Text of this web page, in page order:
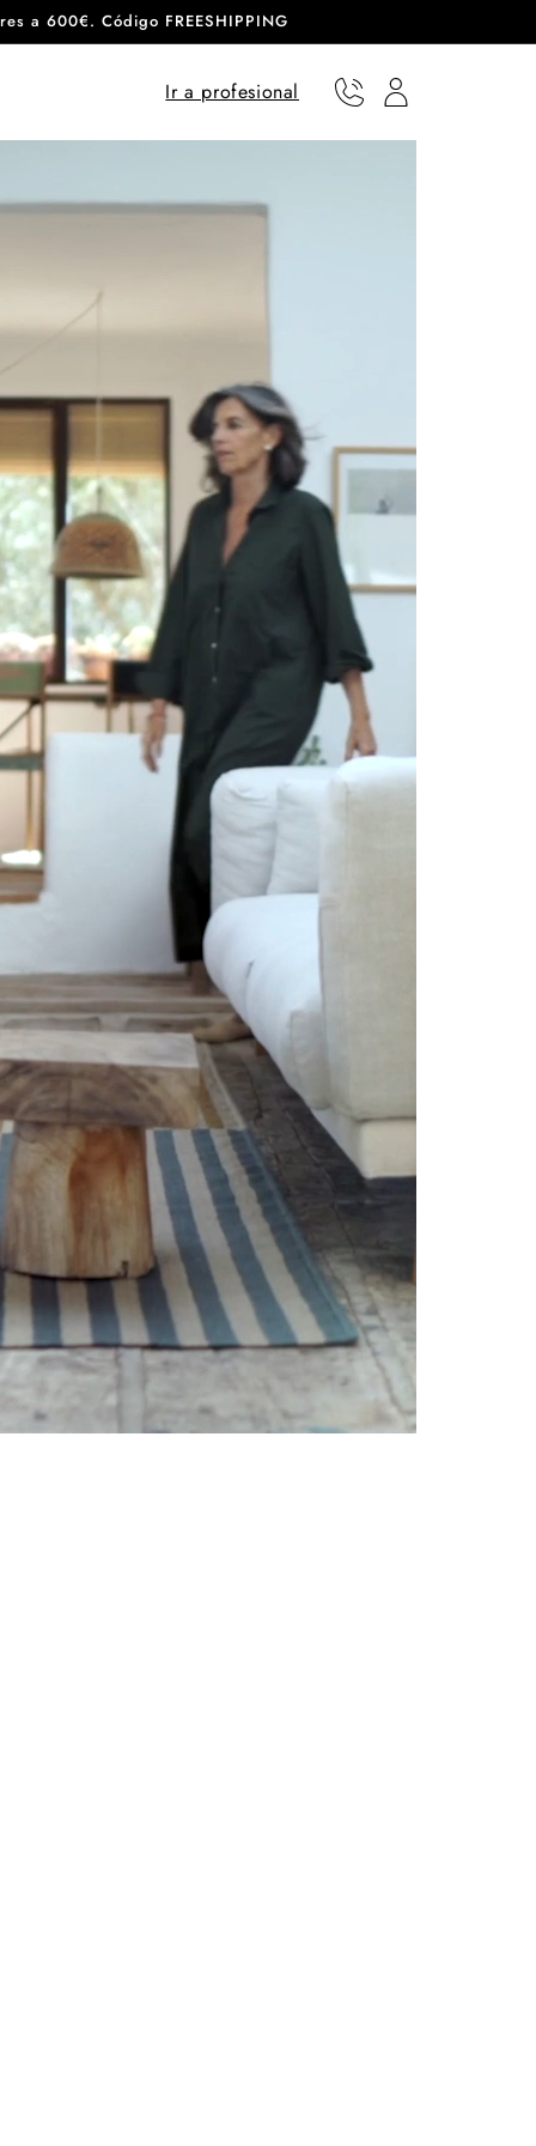
a 600€. Código FREESHIPPING
Ir a profesional Teléfono Usuario